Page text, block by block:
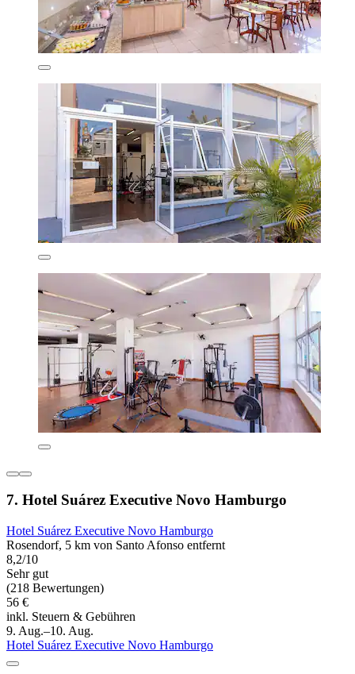
7. Hotel Suárez Executive Novo Hamburgo
Hotel Suárez Executive Novo Hamburgo
Rosendorf, 5 km von Santo Afonso entfernt
8,2/10
Sehr gut
(218 Bewertungen)
56 €
inkl. Steuern & Gebühren
9. Aug.–10. Aug.
Hotel Suárez Executive Novo Hamburgo